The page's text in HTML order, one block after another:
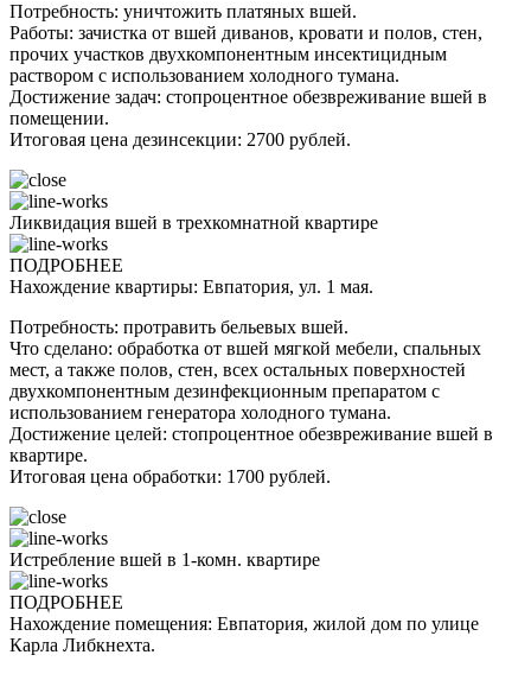
Потребность: уничтожить платяных вшей.
Работы: зачистка от вшей диванов, кровати и полов, стен,
прочих участков двухкомпонентным инсектицидным
раствором с использованием холодного тумана.
Достижение задач: стопроцентное обезвреживание вшей в
помещении.
Итоговая цена дезинсекции: 2700 рублей.
Ликвидация вшей в трехкомнатной квартире
ПОДРОБНЕЕ
Нахождение квартиры: Евпатория, ул. 1 мая.
Потребность: протравить бельевых вшей.
Что сделано: обработка от вшей мягкой мебели, спальных
мест, а также полов, стен, всех остальных поверхностей
двухкомпонентным дезинфекционным препаратом с
использованием генератора холодного тумана.
Достижение целей: стопроцентное обезвреживание вшей в
квартире.
Итоговая цена обработки: 1700 рублей.
Истребление вшей в 1-комн. квартире
ПОДРОБНЕЕ
Нахождение помещения: Евпатория, жилой дом по улице
Карла Либкнехта.